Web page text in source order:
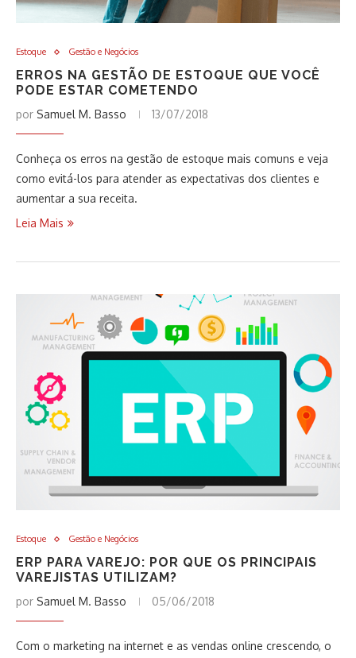
Estoque Gestão e Negócios
ERROS NA GESTÃO DE ESTOQUE QUE VOCÊ
PODE ESTAR COMETENDO
por Samuel M. Basso 13/07/2018
Conheça os erros na gestão de estoque mais comuns e veja
como evitá-los para atender as expectativas dos clientes e
aumentar a sua receita.
Leia Mais
Estoque Gestão e Negócios
ERP PARA VAREJO: POR QUE OS PRINCIPAIS
VAREJISTAS UTILIZAM?
por Samuel M. Basso 05/06/2018
Com o marketing na internet e as vendas online crescendo, o